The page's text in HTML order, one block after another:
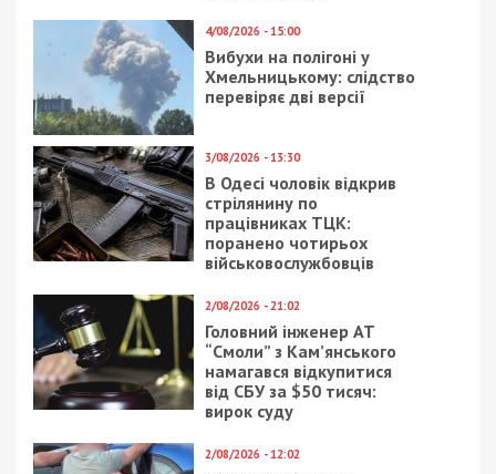
4/08/2026 - 15:00
Вибухи на полігоні у
Хмельницькому: слідство
перевіряє дві версії
3/08/2026 - 13:30
В Одесі чоловік відкрив
стрілянину по
працівниках ТЦК:
поранено чотирьох
військовослужбовців
2/08/2026 - 21:02
Головний інженер АТ
“Смоли” з Кам’янського
намагався відкупитися
від СБУ за $50 тисяч:
вирок суду
2/08/2026 - 12:02